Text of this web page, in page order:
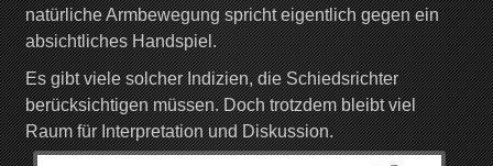
natürliche Armbewegung spricht eigentlich gegen ein
absichtliches Handspiel.
Es gibt viele solcher Indizien, die Schiedsrichter
berücksichtigen müssen. Doch trotzdem bleibt viel
Raum für Interpretation und Diskussion.